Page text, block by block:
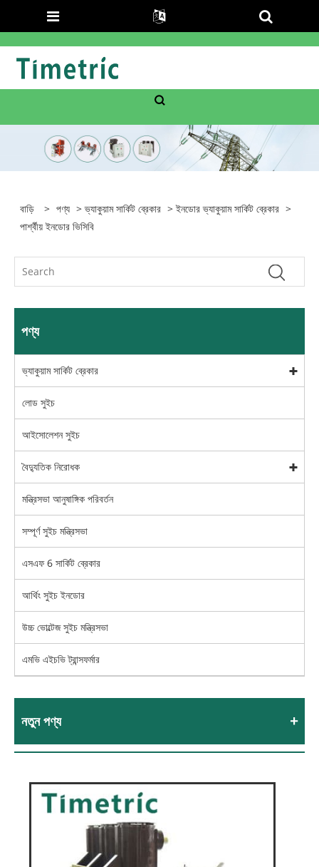
বাড়ি > পণ্য >ভ্যাকুয়াম সার্কিট ব্রেকার >ইনডোর ভ্যাকুয়াম সার্কিট ব্রেকার >
পার্শ্বীয় ইনডোর ভিসিবি
পণ্য
ভ্যাকুয়াম সার্কিট ব্রেকার
লোড সুইচ
আইসোলেশন সুইচ
বৈদ্যুতিক নিরোধক
মন্ত্রিসভা আনুষাঙ্গিক পরিবর্তন
সম্পূর্ণ সুইচ মন্ত্রিসভা
এসএফ 6 সার্কিট ব্রেকার
আর্থিং সুইচ ইনডোর
উচ্চ ভোল্টেজ সুইচ মন্ত্রিসভা
এমভি এইচভি ট্রান্সফর্মার
নতুন পণ্য